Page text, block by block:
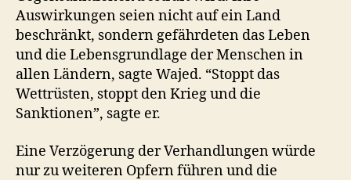
Auswirkungen seien nicht auf ein Land
beschränkt, sondern gefährdeten das Leben
und die Lebensgrundlage der Menschen in
allen Ländern, sagte Wajed. “Stoppt das
Wettrüsten, stoppt den Krieg und die
Sanktionen”, sagte er.
Eine Verzögerung der Verhandlungen würde
nur zu weiteren Opfern führen und die